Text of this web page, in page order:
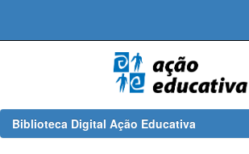
Biblioteca Digital Ação Educativa